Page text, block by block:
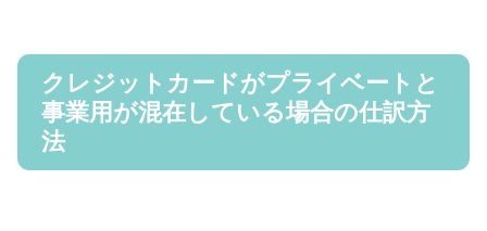
クレジットカードがプライベートと
事業用が混在している場合の仕訳方
法